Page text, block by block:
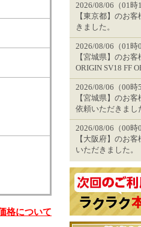
格について
2026/08/06（01時
【東京都】のお
きました。
2026/08/06（01時
【宮城県】のお
ORIGIN SV18 FF
2026/08/06（00時
【宮城県】のお
依頼いただきまし
2026/08/06（00時
【大阪府】のお
いただきました。